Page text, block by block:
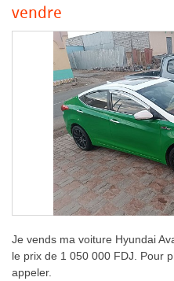
vendre
Je vends ma voiture Hyundai
le prix de 1 050 000 FDJ. Pour
appeler.